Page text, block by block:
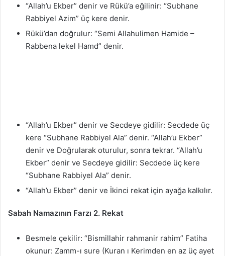
“Allah’u Ekber” denir ve Rükü’a eğilinir: “Subhane
Rabbiyel Azim” üç kere denir.
Rükü’dan doğrulur: “Semi Allahulimen Hamide –
Rabbena lekel Hamd” denir.
“Allah’u Ekber” denir ve Secdeye gidilir: Secdede üç
kere “Subhane Rabbiyel Ala” denir. “Allah’u Ekber”
denir ve Doğrularak oturulur, sonra tekrar. “Allah’u
Ekber” denir ve Secdeye gidilir: Secdede üç kere
“Subhane Rabbiyel Ala” denir.
“Allah’u Ekber” denir ve İkinci rekat için ayağa kalkılır.
Sabah Namazının Farzı 2. Rekat
Besmele çekilir: “Bismillahir rahmanir rahim” Fatiha
okunur: Zamm-ı sure (Kuran ı Kerimden en az üç ayet